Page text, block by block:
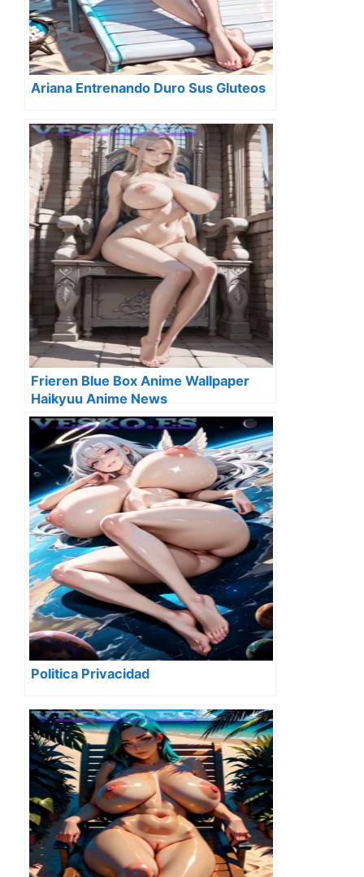
Ariana Entrenando Duro Sus Gluteos
Frieren Blue Box Anime Wallpaper
Haikyuu Anime News
Politica Privacidad